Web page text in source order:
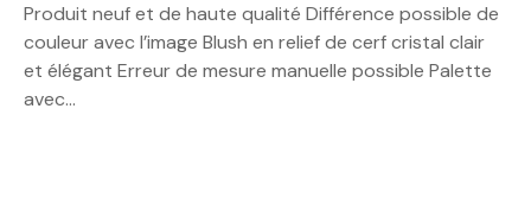
Produit neuf et de haute qualité Différence possible de
couleur avec l’image Blush en relief de cerf cristal clair
et élégant Erreur de mesure manuelle possible Palette
avec…